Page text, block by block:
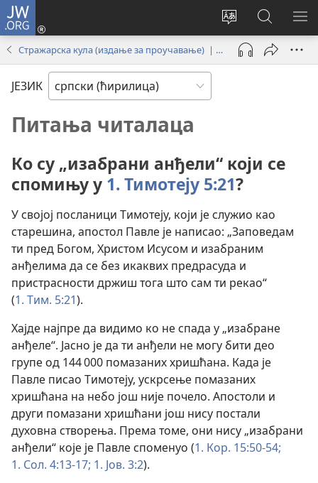
JW.ORG
Промени
језик
сајта
Пријава
(отвара
прозор)
Претрага
сајта
JW.ORG
Стражарска кула (издање за проучавање) | децембар 2024.
ЈЕЗИК
Питања читалаца
Ко су „изабрани анђели“ који се
спомињу у 1. Тимотеју 5:21?
У својој посланици Тимотеју, који је служио као
старешина, апостол Павле је написао: „Заповедам
ти пред Богом, Христом Исусом и изабраним
анђелима да се без икаквих предрасуда и
пристрасности држиш тога што сам ти рекао“
(1. Тим. 5:21).
Хајде најпре да видимо ко не спада у „изабране
анђеле“. Јасно је да ти анђели не могу бити део
групе од 144 000 помазаних хришћана. Када је
Павле писао Тимотеју, ускрсење помазаних
хришћана на небо још није почело. Апостоли и
други помазани хришћани још нису постали
духовна створења. Према томе, они нису „изабрани
анђели“ које је Павле споменуо (1. Кор. 15:50-54;
1. Сол. 4:13-17; 1. Јов. 3:2).